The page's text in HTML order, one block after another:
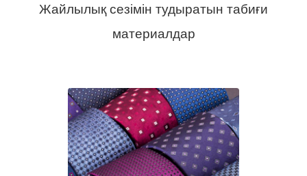
Жайлылық сезімін тудыратын табиғи
материалдар